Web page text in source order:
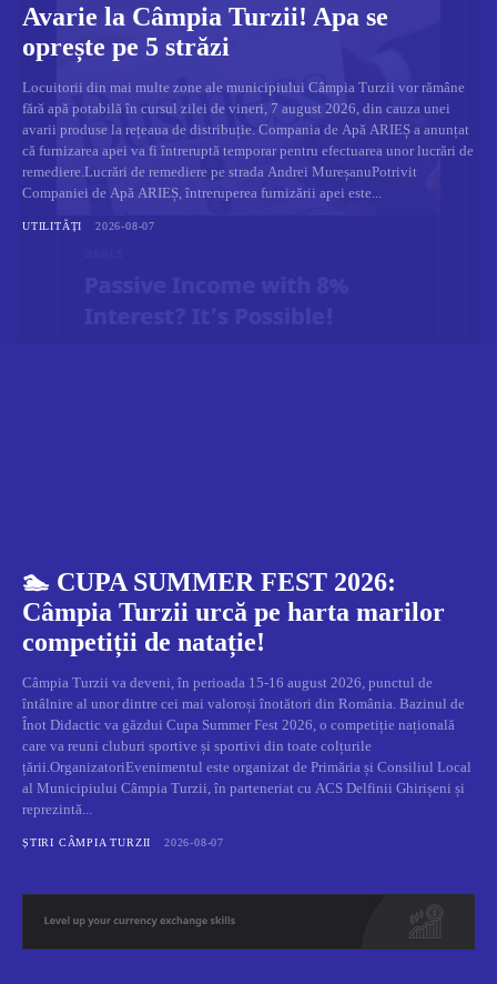
Avarie la Câmpia Turzii! Apa se
oprește pe 5 străzi
Locuitorii din mai multe zone ale municipiului Câmpia Turzii vor rămâne
fără apă potabilă în cursul zilei de vineri, 7 august 2026, din cauza unei
avarii produse la rețeaua de distribuție. Compania de Apă ARIEȘ a anunțat
că furnizarea apei va fi întreruptă temporar pentru efectuarea unor lucrări de
remediere.Lucrări de remediere pe strada Andrei MureșanuPotrivit
Companiei de Apă ARIEȘ, întreruperea furnizării apei este...
UTILITĂȚI 2026-08-07
🏊 CUPA SUMMER FEST 2026:
Câmpia Turzii urcă pe harta marilor
competiții de natație!
Câmpia Turzii va deveni, în perioada 15-16 august 2026, punctul de
întâlnire al unor dintre cei mai valoroși înotători din România. Bazinul de
Înot Didactic va găzdui Cupa Summer Fest 2026, o competiție națională
care va reuni cluburi sportive și sportivi din toate colțurile
țării.OrganizatoriEvenimentul este organizat de Primăria și Consiliul Local
al Municipiului Câmpia Turzii, în parteneriat cu ACS Delfinii Ghirișeni și
reprezintă...
ȘTIRI CÂMPIA TURZII 2026-08-07